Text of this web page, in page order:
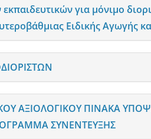
για μόνιμο
Ειδικής Αγωγής
ΑΞΙΟΛΟΓΙΚΟΥ ΠΙΝΑΚΑ
ΣΥΝΕΝΤΕΥΞΗΣ